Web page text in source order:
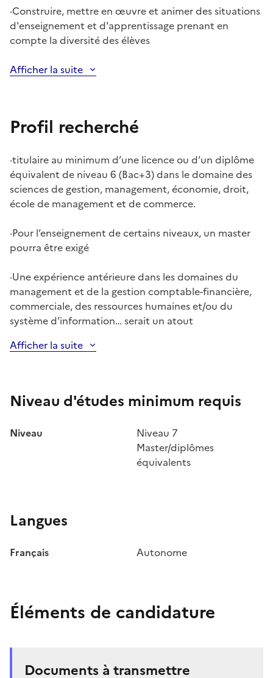
·Construire, mettre en œuvre et animer des situations
d'enseignement et d'apprentissage prenant en
compte la diversité des élèves
Afficher la suite
Profil recherché
·titulaire au minimum d’une licence ou d’un diplôme
équivalent de niveau 6 (Bac+3) dans le domaine des
sciences de gestion, management, économie, droit,
école de management et de commerce.
·Pour l’enseignement de certains niveaux, un master
pourra être exigé
·Une expérience antérieure dans les domaines du
management et de la gestion comptable-financière,
commerciale, des ressources humaines et/ou du
système d’information… serait un atout
Afficher la suite
Niveau d'études minimum requis
Niveau
Niveau 7
Master/diplômes
équivalents
Langues
Français Autonome
Éléments de candidature
Documents à transmettre